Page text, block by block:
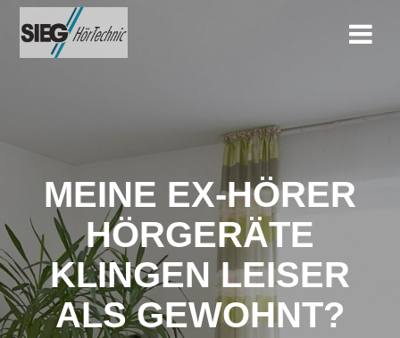
MEINE EX-HÖRER
HÖRGERÄTE
KLINGEN LEISER
ALS GEWOHNT?